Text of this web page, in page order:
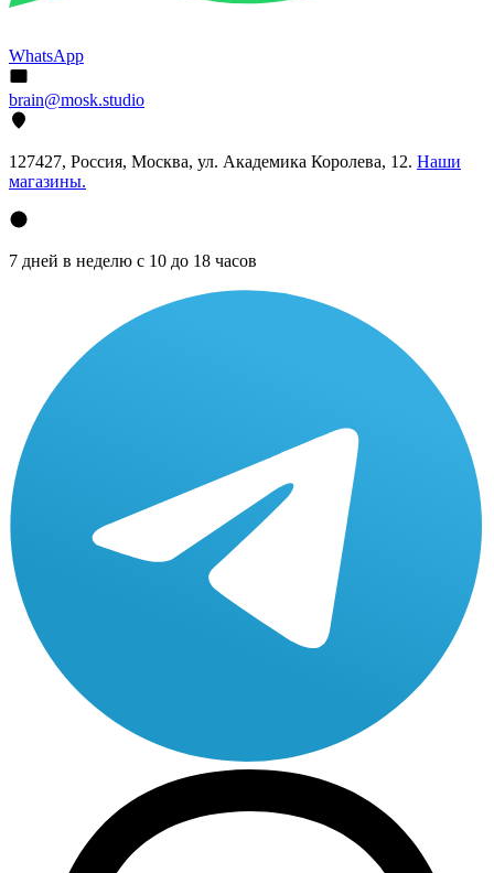
WhatsApp
brain@mosk.studio
127427, Россия, Москва, ул. Академика Королева, 12. Наши
магазины.
7 дней в неделю с 10 до 18 часов